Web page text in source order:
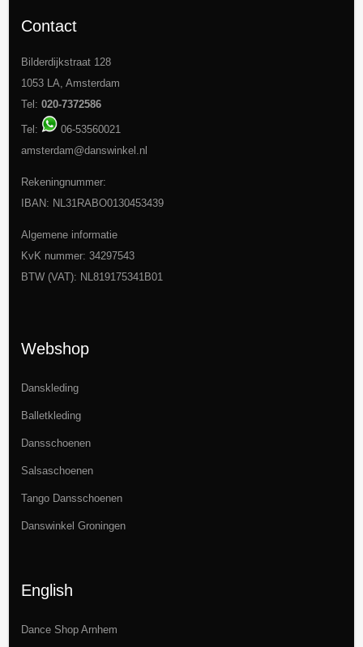
Contact
Bilderdijkstraat 128
1053 LA, Amsterdam
Tel: 020-7372586
Tel:
06-53560021
amsterdam@danswinkel.nl
Rekeningnummer:
IBAN: NL31RABO0130453439
Algemene informatie
KvK nummer: 34297543
BTW (VAT): NL819175341B01
Webshop
Danskleding
Balletkleding
Dansschoenen
Salsaschoenen
Tango Dansschoenen
Danswinkel Groningen
English
Dance Shop Arnhem